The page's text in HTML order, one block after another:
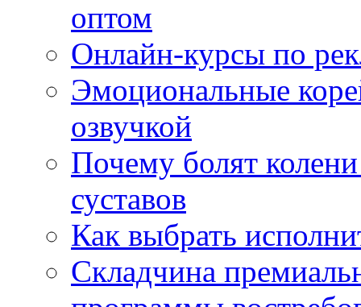
оптом
Онлайн-курсы по
Эмоциональные
озвучкой
Почему болят
суставов
Как выбрать
Складчина